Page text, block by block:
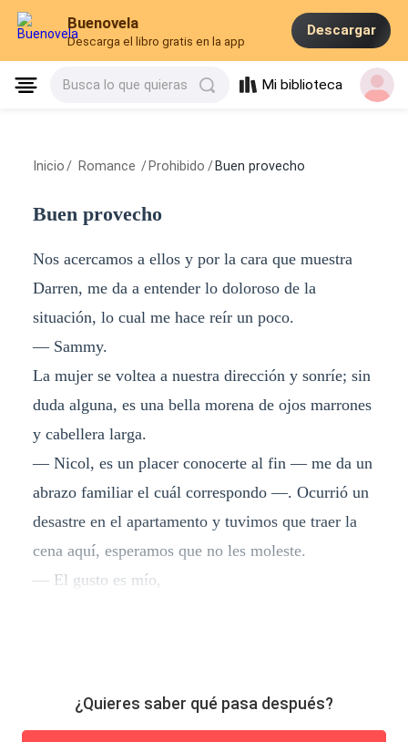
Buenovela
Descarga el libro gratis en la app
Descargar
Busca lo que quieras Mi biblioteca
Inicio / Romance / Prohibido / Buen provecho
Buen provecho
Nos acercamos a ellos y por la cara que muestra
Darren, me da a entender lo doloroso de la
situación, lo cual me hace reír un poco.
— Sammy.
La mujer se voltea a nuestra dirección y sonríe; sin
duda alguna, es una bella morena de ojos marrones
y cabellera larga.
— Nicol, es un placer conocerte al fin — me da un
abrazo familiar el cuál correspondo —. Ocurrió un
desastre en el apartamento y tuvimos que traer la
cena aquí, esperamos que no les moleste.
— El gusto es mío,
¿Quieres saber qué pasa después?